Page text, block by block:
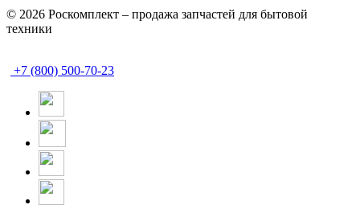
© 2026 Роскомплект – продажа запчастей для бытовой
техники
+7 (800) 500-70-23